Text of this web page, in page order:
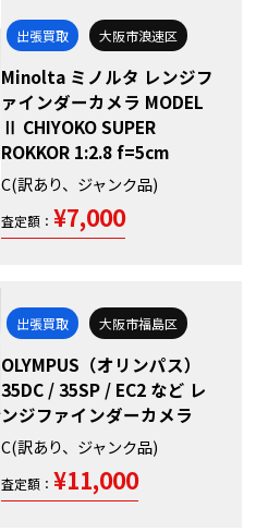
出張買取 大阪市浪速区
Minolta ミノルタ レンジフ
ァインダーカメラ MODEL
Ⅱ CHIYOKO SUPER
ROKKOR 1:2.8 f=5cm
C(訳あり、ジャンク品)
査定額： ¥7,000
出張買取 大阪市福島区
OLYMPUS（オリンパス）
35DC / 35SP / EC2 など レ
ンジファインダーカメラ
C(訳あり、ジャンク品)
査定額： ¥11,000